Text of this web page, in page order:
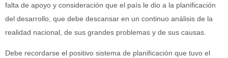
falta de apoyo y consideración que el país le dio a la planificación
del desarrollo, que debe descansar en un continuo análisis de la
realidad nacional, de sus grandes problemas y de sus causas.
Debe recordarse el positivo sistema de planificación que tuvo el